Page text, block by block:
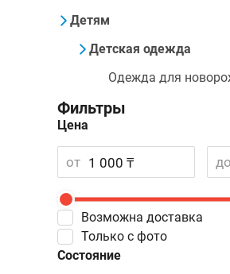
Детям
Детская одежда
Одежда для
Фильтры
Цена
от до
Возможна доставка
Состояние
Только с фото